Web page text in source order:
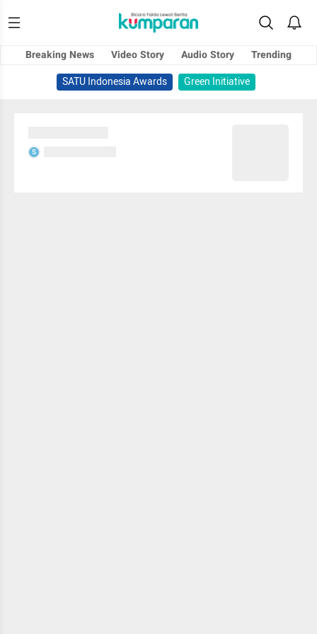
Breaking News Video Story Audio Story
Trending
SATU Indonesia Awards
Green Initiative
S